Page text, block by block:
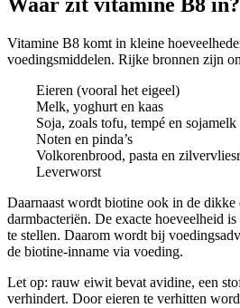
Waar zit vitamine B8 in?
Vitamine B8 komt in kleine
voedingsmiddelen. Rijke bronnen zijn
Eieren (vooral het eigeel)
Melk, yoghurt en kaas
Soja, zoals tofu, tempé en sojamelk
Noten en pinda’s
Volkorenbrood, pasta en
Leverworst
Daarnaast wordt biotine ook in de dikke
darmbacteriën. De exacte hoeveelheid
te stellen. Daarom wordt bij
de biotine-inname via voeding.
Let op: rauw eiwit bevat avidine, een
verhindert. Door eieren te verhitten